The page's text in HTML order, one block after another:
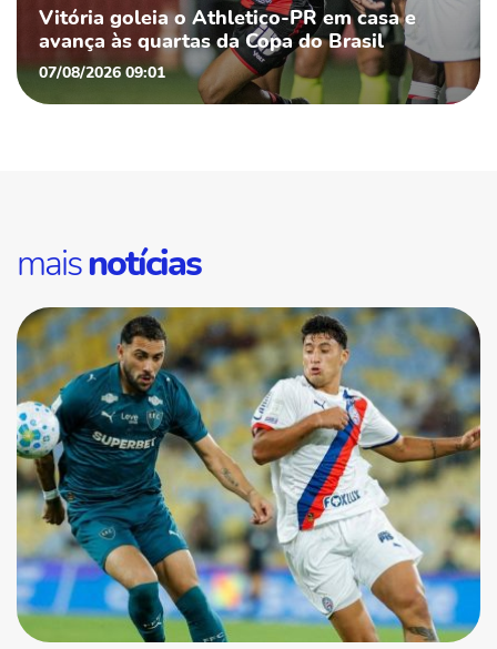
Vitória goleia o Athletico-PR em casa e
avança às quartas da Copa do Brasil
07/08/2026 09:01
maisnotícias